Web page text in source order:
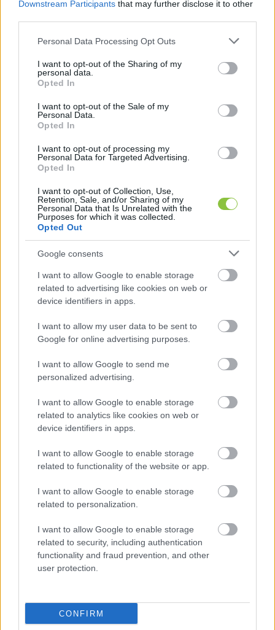
Downstream Participants that may further disclose it to other
Please note that this website/app uses one or more Google
not limited to your visit or usage behaviour. You may click to
grant or deny consent to Google and its third-party tags to
use your data for below specified purposes in below Google
consent section.
Personal Data Processing Opt Outs
I want to opt-out of the Sharing of my
personal data.
Opted In
I want to opt-out of the Sale of my
Personal Data.
Opted In
I want to opt-out of processing my
Personal Data for Targeted Advertising.
Opted In
I want to opt-out of Collection, Use,
Retention, Sale, and/or Sharing of my
Personal Data that Is Unrelated with the
Purposes for which it was collected.
Opted Out
Google consents
I want to allow Google to enable storage
related to advertising like cookies on web or
device identifiers in apps.
I want to allow my user data to be sent to
Google for online advertising purposes.
I want to allow Google to send me
personalized advertising.
I want to allow Google to enable storage
related to analytics like cookies on web or
device identifiers in apps.
I want to allow Google to enable storage
related to functionality of the website or app.
I want to allow Google to enable storage
related to personalization.
I want to allow Google to enable storage
related to security, including authentication
functionality and fraud prevention, and other
user protection.
CONFIRM